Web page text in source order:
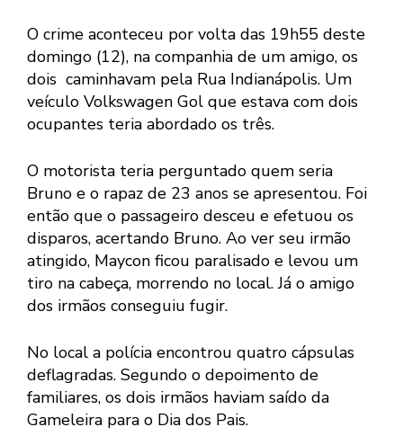
O crime aconteceu por volta das 19h55 deste
domingo (12), na companhia de um amigo, os
dois caminhavam pela Rua Indianápolis. Um
veículo Volkswagen Gol que estava com dois
ocupantes teria abordado os três.
O motorista teria perguntado quem seria
Bruno e o rapaz de 23 anos se apresentou. Foi
então que o passageiro desceu e efetuou os
disparos, acertando Bruno. Ao ver seu irmão
atingido, Maycon ficou paralisado e levou um
tiro na cabeça, morrendo no local. Já o amigo
dos irmãos conseguiu fugir.
No local a polícia encontrou quatro cápsulas
deflagradas. Segundo o depoimento de
familiares, os dois irmãos haviam saído da
Gameleira para o Dia dos Pais.